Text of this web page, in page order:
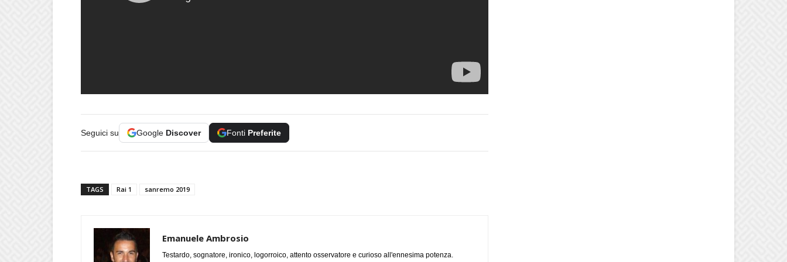
Seguici su Google Discover Fonti Preferite
TAGS Rai 1 sanremo 2019
Emanuele Ambrosio
Testardo, sognatore, ironico, logorroico, attento osservatore e curioso all'ennesima potenza.